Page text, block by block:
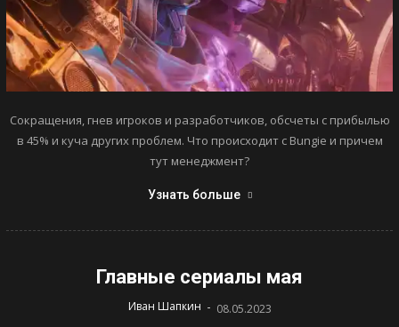
Сокращения, гнев игроков и разработчиков, обсчеты с прибылью
в 45% и куча других проблем. Что происходит с Bungie и причем
тут менеджмент?
Узнать больше
Главные сериалы мая
Иван Шапкин - 08.05.2023